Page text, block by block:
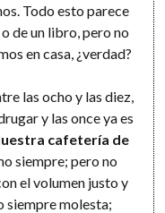
Todo esto parece
de un libro, pero no
en casa, ¿verdad?
las ocho y las diez,
y las once ya es
cafetería de
siempre; pero no
el volumen justo y
siempre molesta;